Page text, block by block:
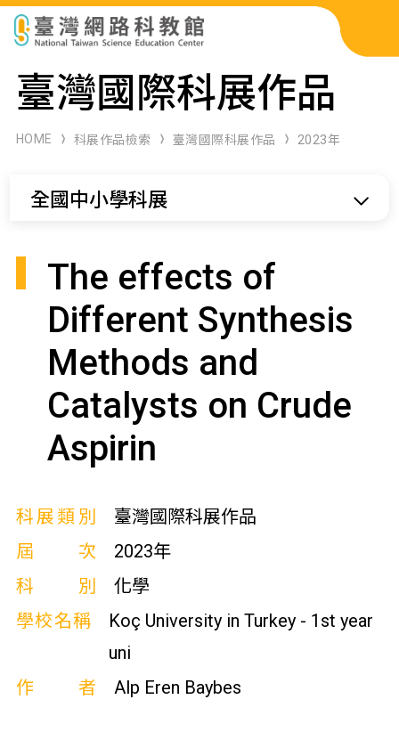
科展作品檢索
科學研習月刊
臺灣國際科展作品
HOME 科展作品檢索 臺灣國際科展作品 2023年
全國中小學科展
The effects of
Different Synthesis
Methods and
Catalysts on Crude
Aspirin
科展類別
臺灣國際科展作品
屆次
2023年
科別
化學
學校名稱
Koç University in Turkey - 1st year
uni
作者
Alp Eren Baybes